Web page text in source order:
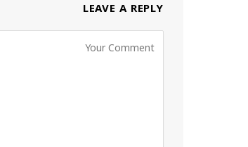
LEAVE A REPLY